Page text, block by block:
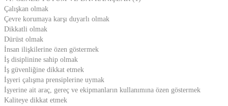
Çalışkan olmak
Çevre korumaya karşı duyarlı olmak
Dikkatli olmak
Dürüst olmak
İnsan ilişkilerine özen göstermek
İş disiplinine sahip olmak
İş güvenliğine dikkat etmek
İşyeri çalışma prensiplerine uymak
İşyerine ait araç, gereç ve ekipmanların kullanımına özen göstermek
Kaliteye dikkat etmek